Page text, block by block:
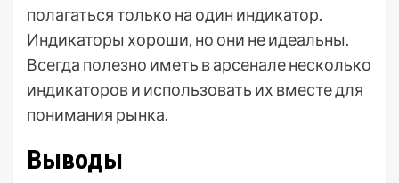
полагаться только на один индикатор.
Индикаторы хороши, но они не идеальны.
Всегда полезно иметь в арсенале несколько
индикаторов и использовать их вместе для
понимания рынка.
Выводы